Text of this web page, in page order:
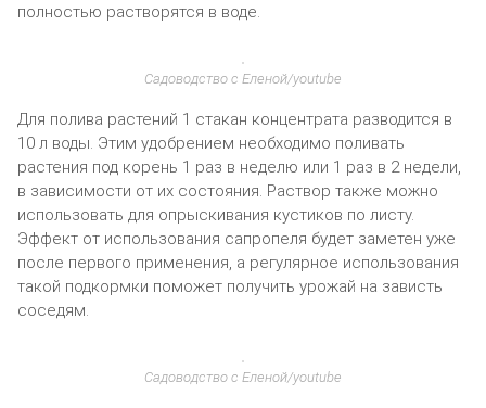
полностью растворятся в воде.
Садоводство с Еленой/youtube
Для полива растений 1 стакан концентрата разводится в
10 л воды. Этим удобрением необходимо поливать
растения под корень 1 раз в неделю или 1 раз в 2 недели,
в зависимости от их состояния. Раствор также можно
использовать для опрыскивания кустиков по листу.
Эффект от использования сапропеля будет заметен уже
после первого применения, а регулярное использования
такой подкормки поможет получить урожай на зависть
соседям.
Садоводство с Еленой/youtube